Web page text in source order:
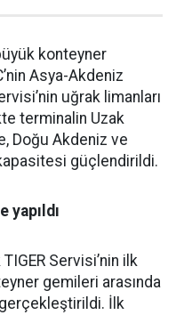
konteyner
Asya-Akdeniz
uğrak limanları
terminalin Uzak
Doğu Akdeniz ve
güçlendirildi.
yapıldı
Servisi’nin ilk
gemileri arasında
gerçekleştirildi. İlk